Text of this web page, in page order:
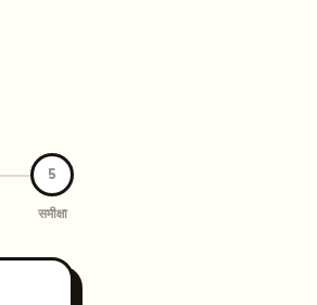
5
समीक्षा